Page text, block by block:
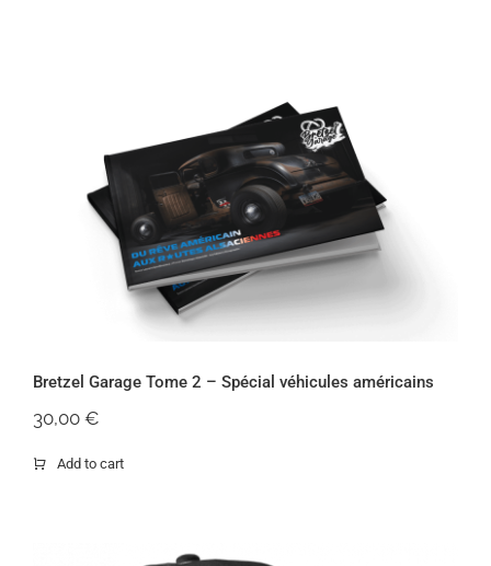
Bretzel Garage Tome 2 – Spécial
véhicules américains
Bretzel Garage Tome 2 – Spécial véhicules américains
30,00 €
Add to cart